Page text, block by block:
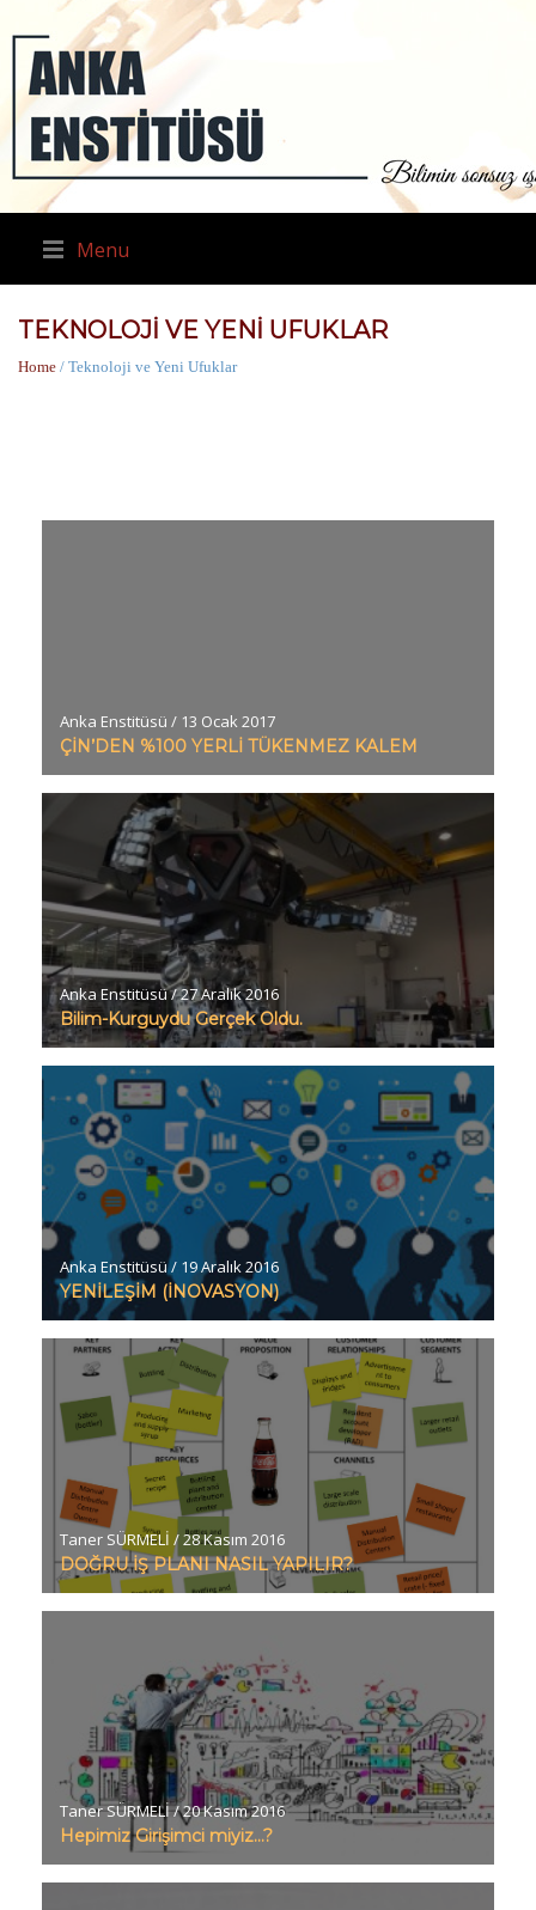
Menu
TEKNOLOJI VE YENI UFUKLAR
Home / Teknoloji ve Yeni Ufuklar
Anka Enstitüsü / 13 Ocak 2017
ÇİN’DEN %100 YERLİ TÜKENMEZ KALEM
Anka Enstitüsü/27 Aralık 2016
Bilim-Kurguydu Gerçek Oldu.
Anka Enstitüsü/ 19 Aralık 2016
YENİLEŞİM (İNOVASYON)
Taner SÜRMELİ /28 Kasım 2016
DOĞRU İŞ PLANI NASIL YAPILIR?
Taner SÜRMELİ/20 Kasım 2016
Hepimiz Girişimci miyiz…?